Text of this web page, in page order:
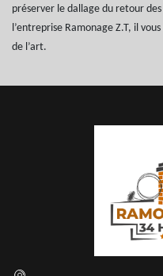
préserver le dallage du retour des
l’entreprise Ramonage Z.T, il
de l’art.